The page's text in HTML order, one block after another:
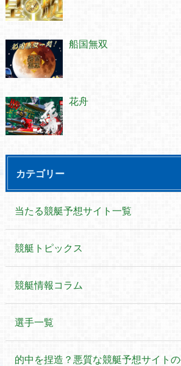
船国無双
花舟
カテゴリー
当たる競艇予想サイト一覧
競艇トピックス
競艇情報コラム
選手一覧
的中を捏造？悪質な競艇予想サイトの